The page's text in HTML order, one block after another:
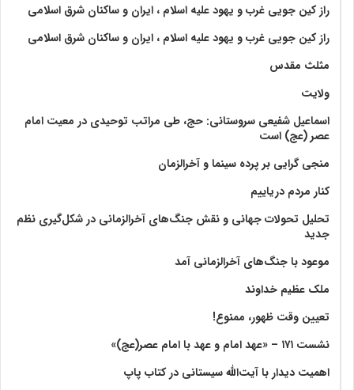
راز کین جویی غرب و یهود علیه اسلام ، ایران و ساکنان شرق اسلامی
راز کین جویی غرب و یهود علیه اسلام ، ایران و ساکنان شرق اسلامی
مثلث مقدس
ولايت‏
اسماعیل شفیعی سروستانی: حج، طی مراتب توحیدی در معیت امام
عصر (عج) است
منجی گرایی بر پرده سینما و آخرالزمان
کنار مردم دریاییم
تحلیل تحولات جهانی و نقش جنگ‌های آخرالزمانی در شکل‌گیری نظم
جدید
موعود با جنگ‌های آخرالزمانی آمد
ملک عظیم خداوند
تعیین وقت ظهور، ممنوع!
نشست ۱۷۱ – «عهد امام و عهد با امام عصر(عج)»
اهمیت دیدار با آیت‌الله سیستانی در کتاب پاپ